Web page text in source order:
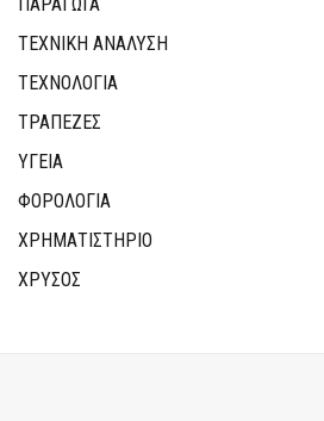
ΤΕΧΝΙΚΗ ΑΝΑΛΥΣΗ
ΤΕΧΝΟΛΟΓΙΑ
ΤΡΆΠΕΖΕΣ
ΥΓΕΙΑ
ΦΟΡΟΛΟΓΙΑ
ΧΡΗΜΑΤΙΣΤΗΡΙΟ
ΧΡΥΣΟΣ